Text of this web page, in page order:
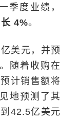
季度业绩，
4%。
美元，并预
随着收购在
计销售额将
地预测了其
42.5亿美元